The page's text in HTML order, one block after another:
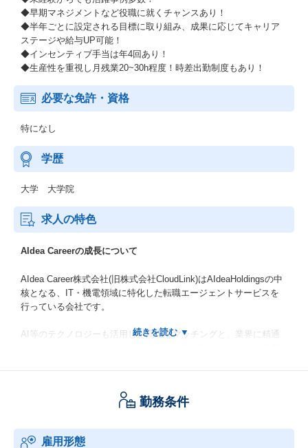
◆早期マネジメントなど役職に就くチャンスあり！
◆半年ごとに設定される目標に取り組み、成果に応じてキャリア
ステージや給与UP可能！
◆インセンティブ手当は年4回あり！
◆生産性を重視し月残業20~30h程度！時差出勤制度もあり！
必要な免許・資格
特になし
学歴
大学 大学院
求人の特色
AIdea Careerの成長について
AIdea Career株式会社(旧株式会社CloudLink)はAIdeaHoldingsの中
核となる、IT・機電領域に特化した転職エージェントサービスを
行っている会社です。
AI等のテクノロジーも活用した高度なマッチングと、業界に精通
創業以来黒字経営を維持しながら高い成長率を維持しており、IT
勤務条件
雇用形態